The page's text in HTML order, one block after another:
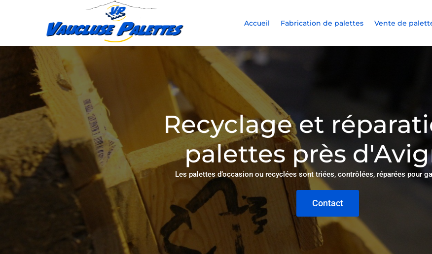
Accueil Fabrication de palettes Vente de
Recyclage et
palettes près
Les palettes d’occasion ou recyclées sont triées, contrôlées, réparées pour
Contact